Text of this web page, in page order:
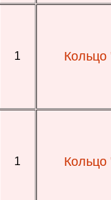
1 Кольцо
1 Кольцо